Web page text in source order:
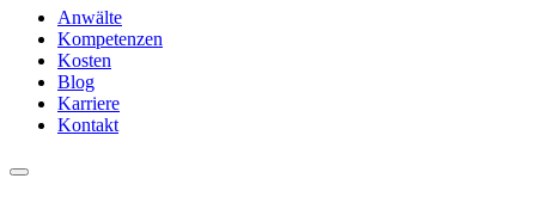
Anwälte
Kompetenzen
Kosten
Blog
Karriere
Kontakt